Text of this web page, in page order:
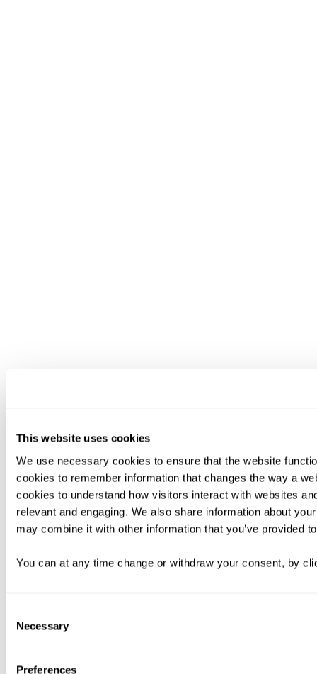
This website uses cookies
We use necessary cookies to ensure that the website
cookies to remember information that changes the way a
cookies to understand how visitors interact with websites
relevant and engaging. We also share information about
may combine it with other information that you’ve provided
You can at any time change or withdraw your consent, by
Selection
Necessary
Preferences